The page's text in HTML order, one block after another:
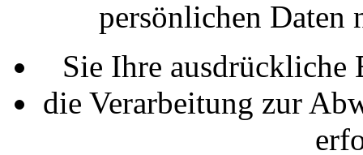
persönlichen Daten
Sie Ihre
die Verarbeitung zur